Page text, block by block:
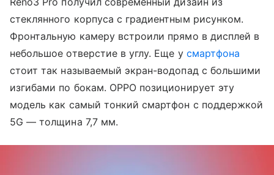
стеклянного корпуса с градиентным рисунком.
Фронтальную камеру встроили прямо в дисплей в
небольшое отверстие в углу. Еще у смартфона
стоит так называемый экран-водопад с большими
изгибами по бокам. OPPO позиционирует эту
модель как самый тонкий смартфон с поддержкой
5G — толщина 7,7 мм.